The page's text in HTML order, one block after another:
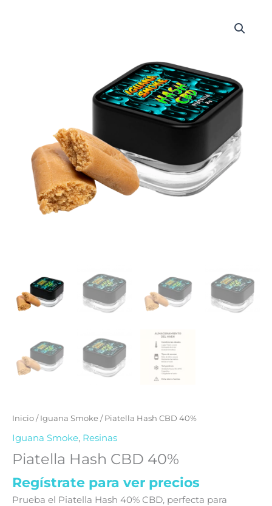
Inicio/Iguana Smoke/ Piatella Hash CBD 40%
Iguana Smoke, Resinas
Piatella Hash CBD 40%
Regístrate para ver precios
Prueba el Piatella Hash 40% CBD, perfecta para